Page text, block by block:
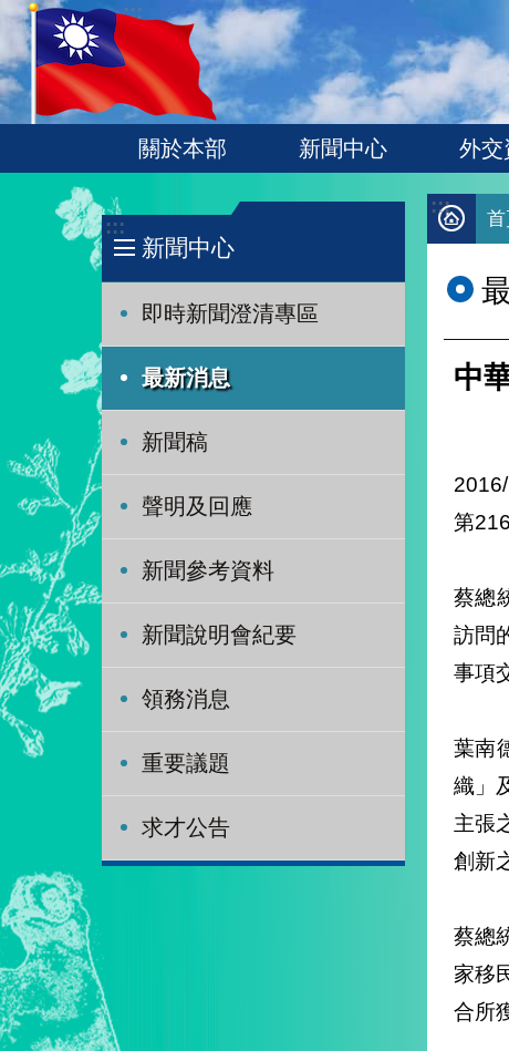
跳到主要內容區塊
:::
關於本部 新聞中心 外交
:::
新聞中心
即時新聞澄清專區
最新消息
新聞稿
聲明及回應
新聞參考資料
新聞說明會紀要
領務消息
重要議題
求才公告
:::
中
蔡總
訪問
事項
葉南
織」
主張
創新
蔡總
家移
合所